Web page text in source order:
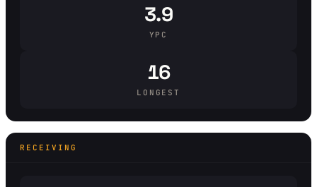
3.9
YPC
16
LONGEST
RECEIVING